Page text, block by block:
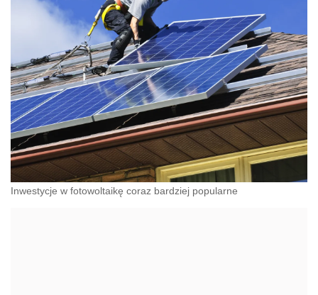
Inwestycje w fotowoltaikę coraz bardziej popularne